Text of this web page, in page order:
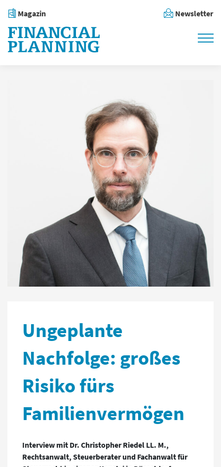
Magazin Newsletter
Ungeplante
Nachfolge: großes
Risiko fürs
Familienvermögen
Interview mit Dr. Christopher Riedel LL. M.,
Rechtsanwalt, Steuerberater und Fachanwalt für